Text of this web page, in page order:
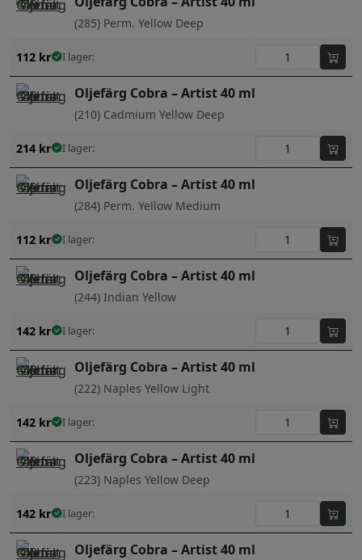
(285) Perm. Yellow Deep
112 kr I lager:
Oljefärg Cobra – Artist 40 ml
(210) Cadmium Yellow Deep
214 kr I lager:
Oljefärg Cobra – Artist 40 ml
(284) Perm. Yellow Medium
112 kr I lager:
Oljefärg Cobra – Artist 40 ml
(244) Indian Yellow
142 kr I lager:
Oljefärg Cobra – Artist 40 ml
(222) Naples Yellow Light
142 kr I lager:
Oljefärg Cobra – Artist 40 ml
(223) Naples Yellow Deep
142 kr I lager:
Oljefärg Cobra – Artist 40 ml